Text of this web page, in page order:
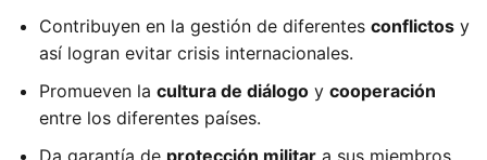
Contribuyen en la gestión de diferentes conflictos y
así logran evitar crisis internacionales.
Promueven la cultura de diálogo y cooperación
entre los diferentes países.
Da garantía de protección militar a sus miembros